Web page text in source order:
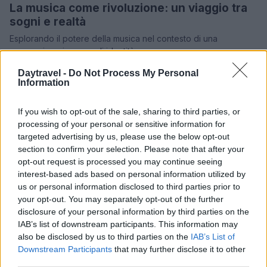
Daytravel - Do Not Process My Personal
Information
If you wish to opt-out of the sale, sharing to third parties, or
processing of your personal or sensitive information for
targeted advertising by us, please use the below opt-out
section to confirm your selection. Please note that after your
opt-out request is processed you may continue seeing
interest-based ads based on personal information utilized by
us or personal information disclosed to third parties prior to
your opt-out. You may separately opt-out of the further
disclosure of your personal information by third parties on the
IAB’s list of downstream participants. This information may
also be disclosed by us to third parties on the IAB’s List of
Downstream Participants that may further disclose it to other
La musica come rivoluzione: un viaggio tra
sogni e realtà
Esplorando il potere della musica nel contesto di una
generazione in cerca di identità